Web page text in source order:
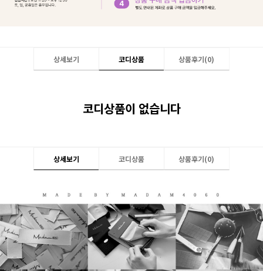
상세보기 코디상품 상품후기(0)
코디상품이 없습니다
상세보기 코디상품 상품후기(0)